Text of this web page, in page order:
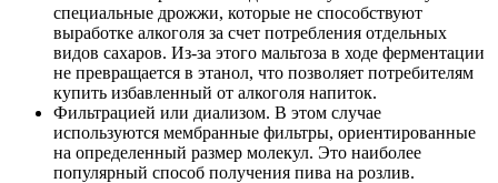
специальные дрожжи, которые не способствуют
выработке алкоголя за счет потребления отдельных
видов сахаров. Из-за этого мальтоза в ходе ферментации
не превращается в этанол, что позволяет потребителям
купить избавленный от алкоголя напиток.
Фильтрацией или диализом. В этом случае
используются мембранные фильтры, ориентированные
на определенный размер молекул. Это наиболее
популярный способ получения пива на розлив.